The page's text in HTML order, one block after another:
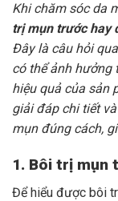
Khi chăm sóc da
trị mụn trước hay
Đây là câu hỏi
có thể ảnh hưởng
hiệu quả của sản
giải đáp chi tiết
mụn đúng cách,
1. Bôi trị mụn
Để hiểu được bôi